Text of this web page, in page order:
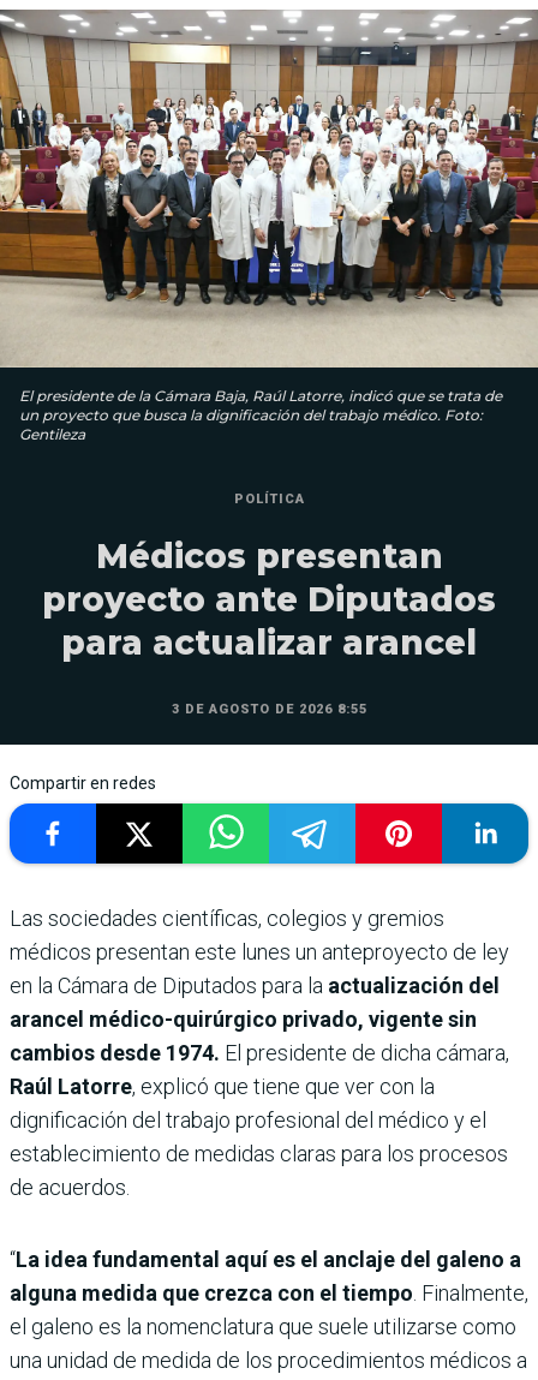
El presidente de la Cámara Baja, Raúl Latorre, indicó que se trata de
un proyecto que busca la dignificación del trabajo médico. Foto:
Gentileza
POLÍTICA
Médicos presentan
proyecto ante Diputados
para actualizar arancel
3 DE AGOSTO DE 2026 8:55
Compartir en redes
Las sociedades científicas, colegios y gremios
médicos presentan este lunes un anteproyecto de ley
en la Cámara de Diputados para la actualización del
arancel médico-quirúrgico privado, vigente sin
cambios desde 1974. El presidente de dicha cámara,
Raúl Latorre, explicó que tiene que ver con la
dignificación del trabajo profesional del médico y el
establecimiento de medidas claras para los procesos
de acuerdos.
“La idea fundamental aquí es el anclaje del galeno a
alguna medida que crezca con el tiempo . Finalmente,
el galeno es la nomenclatura que suele utilizarse como
una unidad de medida de los procedimientos médicos a